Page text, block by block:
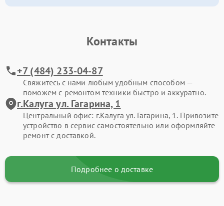
Контакты
+7 (484) 233-04-87
Свяжитесь с нами любым удобным способом —
поможем с ремонтом техники быстро и аккуратно.
г.Калуга ул. Гагарина, 1
Центральный офис: г.Калуга ул. Гагарина, 1. Привозите
устройство в сервис самостоятельно или оформляйте
ремонт с доставкой.
Подробнее о доставке